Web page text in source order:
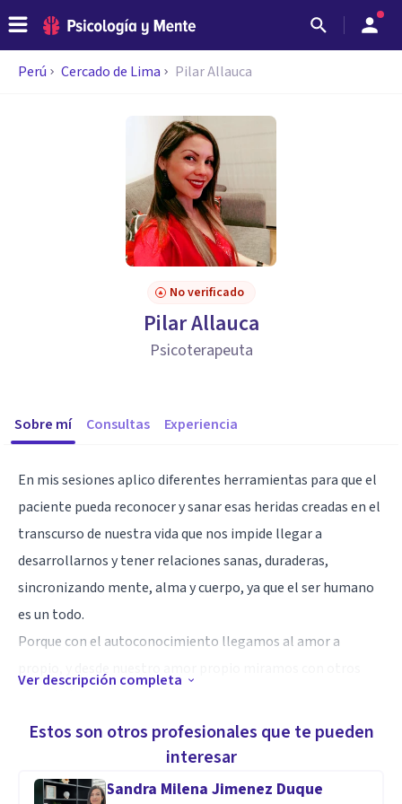
Perú Cercado de Lima Pilar Allauca
No verificado
Pilar Allauca
Psicoterapeuta
Sobre mí Consultas Experiencia
En mis sesiones aplico diferentes herramientas para que el
paciente pueda reconocer y sanar esas heridas creadas en el
transcurso de nuestra vida que nos impide llegar a
desarrollarnos y tener relaciones sanas, duraderas,
sincronizando mente, alma y cuerpo, ya que el ser humano
es un todo.
Porque con el autoconocimiento llegamos al amor a
Especialidad
antropologico, terapias vivenciales, patrones de
Ver descripción completa
Estos son otros profesionales que te pueden
interesar
Sandra Milena Jimenez Duque